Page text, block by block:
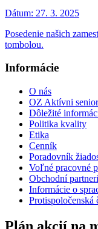
Dátum: 27. 3. 2025
Posedenie našich
tombolou.
Informácie
O nás
OZ Aktívni
Dôležité
Politika kvality
Etika
Cenník
Poradovník
Voľné pracovné
Obchodní
Informácie o
Protispoločenská